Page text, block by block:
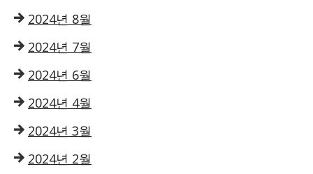
2024년 8월
2024년 7월
2024년 6월
2024년 4월
2024년 3월
2024년 2월